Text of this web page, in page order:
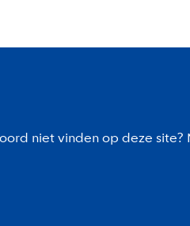
niet vinden op deze site?